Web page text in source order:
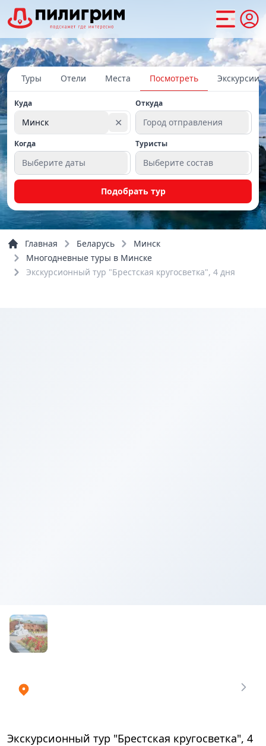
Туры Отели Места Посмотреть Экскурсии
Куда
Минск ✕
Откуда
Город отправления
Когда
Выберите даты
Туристы
Выберите состав
Подобрать тур
Главная Беларусь
Минск
Многодневные туры в Минске
Экскурсионный тур "Брестская кругосветка", 4 дня
Экскурсионный тур "Брестская кругосветка", 4